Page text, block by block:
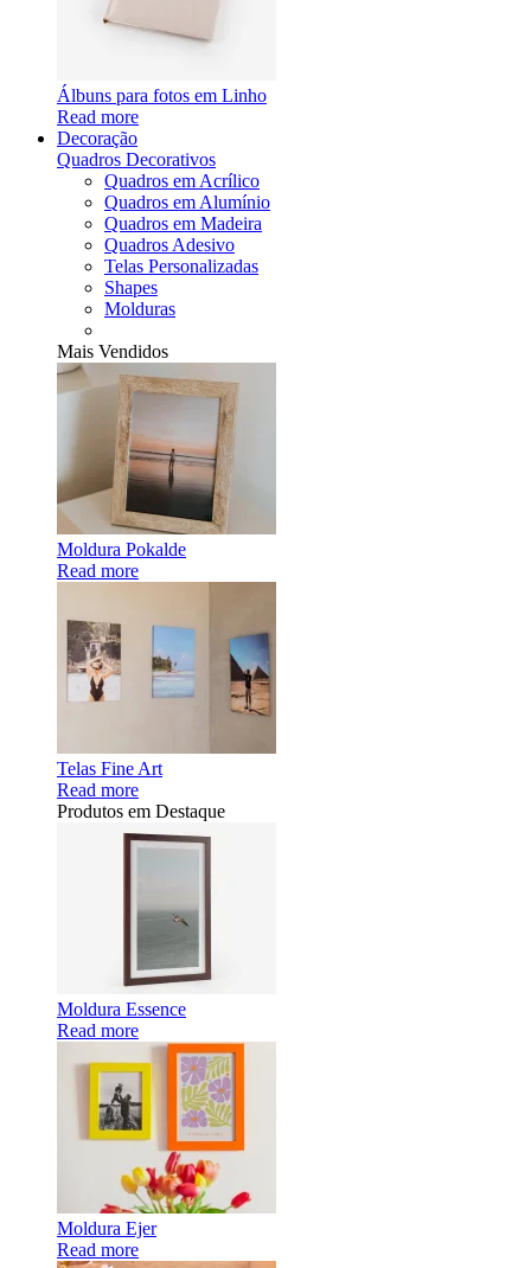
Álbuns para fotos em Linho
Read more
Decoração
Quadros Decorativos
Quadros em Acrílico
Quadros em Alumínio
Quadros em Madeira
Quadros Adesivo
Telas Personalizadas
Shapes
Molduras
Mais Vendidos
Moldura Pokalde
Read more
Telas Fine Art
Read more
Produtos em Destaque
Moldura Essence
Read more
Moldura Ejer
Read more